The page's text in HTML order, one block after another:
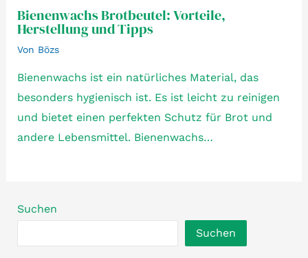
Bienenwachs Brotbeutel: Vorteile,
Herstellung und Tipps
Von Bözs
Bienenwachs ist ein natürliches Material, das
besonders hygienisch ist. Es ist leicht zu reinigen
und bietet einen perfekten Schutz für Brot und
andere Lebensmittel. Bienenwachs…
Suchen
Suchen